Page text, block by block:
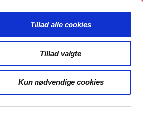
Tillad alle cookies
Tillad valgte
Kun nødvendige cookies